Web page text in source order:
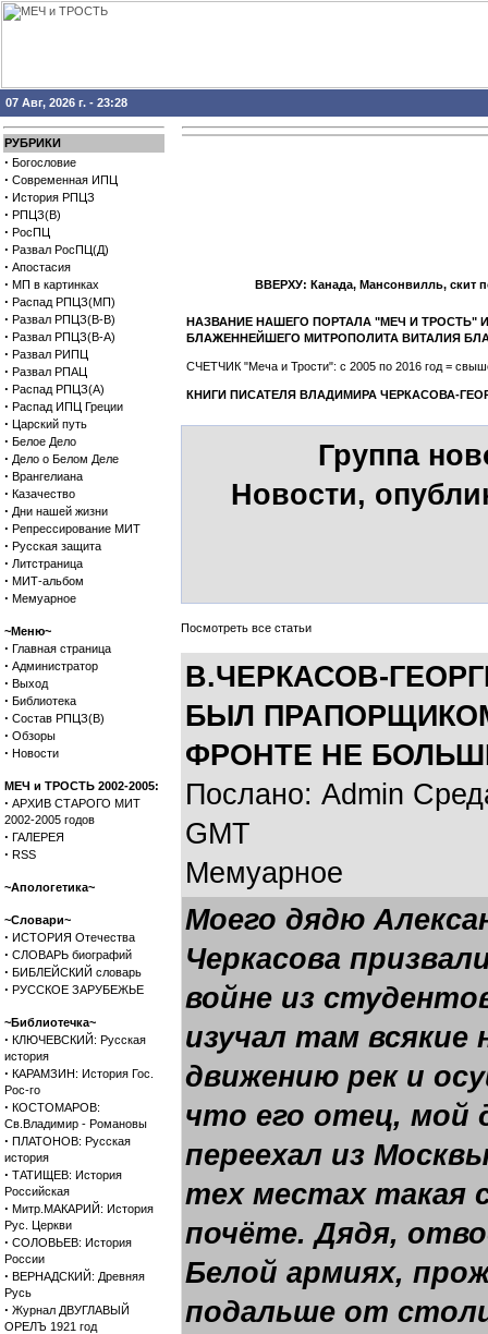
07 Авг, 2026 г. - 23:28
РУБРИКИ
· Богословие
· Современная ИПЦ
· История РПЦЗ
· РПЦЗ(В)
· РосПЦ
· Развал РосПЦ(Д)
· Апостасия
· МП в картинках
· Распад РПЦЗ(МП)
· Развал РПЦЗ(В-В)
· Развал РПЦЗ(В-А)
· Развал РИПЦ
· Развал РПАЦ
· Распад РПЦЗ(А)
· Распад ИПЦ Греции
· Царский путь
· Белое Дело
· Дело о Белом Деле
· Врангелиана
· Казачество
· Дни нашей жизни
· Репрессирование МИТ
· Русская защита
· Литстраница
· МИТ-альбом
· Мемуарное
~Меню~
· Главная страница
· Администратор
· Выход
· Библиотека
· Состав РПЦЗ(В)
· Обзоры
· Новости
МЕЧ и ТРОСТЬ 2002-2005:
· АРХИВ СТАРОГО МИТ
2002-2005 годов
· ГАЛЕРЕЯ
· RSS
~Апологетика~
~Словари~
· ИСТОРИЯ Отечества
· СЛОВАРЬ биографий
· БИБЛЕЙСКИЙ словарь
· РУССКОЕ ЗАРУБЕЖЬЕ
~Библиотечка~
· КЛЮЧЕВСКИЙ: Русская
история
· КАРАМЗИН: История Гос.
Рос-го
· КОСТОМАРОВ:
Св.Владимир - Романовы
· ПЛАТОНОВ: Русская
история
· ТАТИЩЕВ: История
Российская
· Митр.МАКАРИЙ: История
Рус. Церкви
· СОЛОВЬЕВ: История
России
· ВЕРНАДСКИЙ: Древняя
Русь
· Журнал ДВУГЛАВЫЙ
ОРЕЛЪ 1921 год
ВВЕРХУ: Канада, Мансонвилль, скит
НАЗВАНИЕ НАШЕГО ПОРТАЛА "МЕЧ И ТРОСТЬ"
БЛАЖЕННЕЙШЕГО МИТРОПОЛИТА ВИТАЛИЯ
СЧЕТЧИК "Меча и Трости": с 2005 по 2016 год =
КНИГИ ПИСАТЕЛЯ ВЛАДИМИРА ЧЕРКАСОВА-
Группа
Новости,
Посмотреть все статьи
В.ЧЕРКАСОВ-
БЫЛ
ФРОНТЕ НЕ
Послано: Admin
GMT
Мемуарное
Моего дядю
Черкасова
войне из
изучал там всякие
движению рек и
что его отец, мой
переехал из
тех местах такая
почёте. Дядя,
Белой армиях,
подальше от